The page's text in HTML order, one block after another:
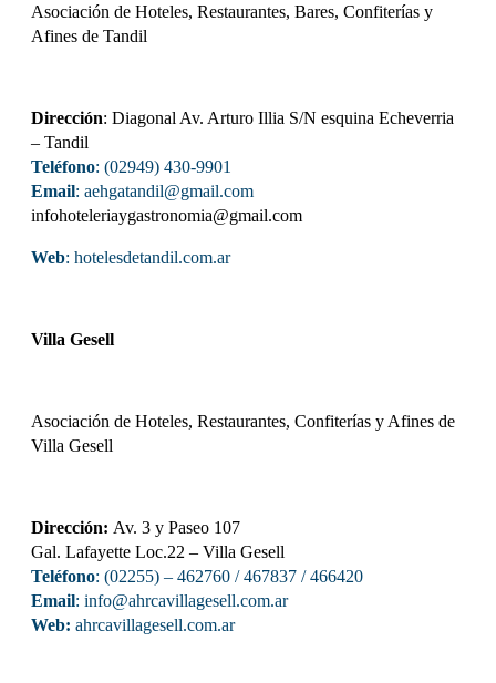
Asociación de Hoteles, Restaurantes, Bares, Confiterías y
Afines de Tandil
Dirección: Diagonal Av. Arturo Illia S/N esquina Echeverria
– Tandil
Teléfono: (02949) 430-9901
Email: aehgatandil@gmail.com
infohoteleriaygastronomia@gmail.com
Web: hotelesdetandil.com.ar
Villa Gesell
Asociación de Hoteles, Restaurantes, Confiterías y Afines de
Villa Gesell
Dirección: Av. 3 y Paseo 107
Gal. Lafayette Loc.22 – Villa Gesell
Teléfono: (02255) – 462760 / 467837 / 466420
Email: info@ahrcavillagesell.com.ar
Web: ahrcavillagesell.com.ar